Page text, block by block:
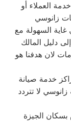
العملاء أو
السهولة مع
دليل المالك
لان هدفنا هو
خدمة صيانة
لا تتردد
بسكان الجيزة